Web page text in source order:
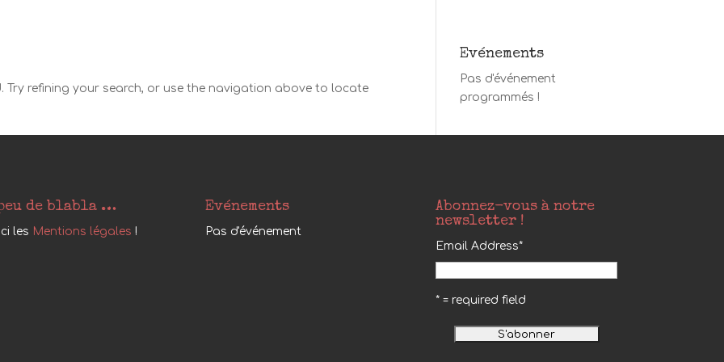
refining your search, or use the navigation above to locate
Evénements
Pas d'événement
programmés !
de blabla …
les Mentions légales !
Evénements
Pas d'événement
Abonnez-vous à notre
newsletter !
Email Address*
* = required field